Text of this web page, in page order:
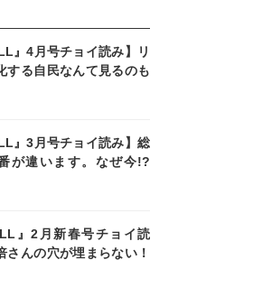
』4月号チョイ読み】リ
する自民なんて見るのも
』3月号チョイ読み】総
が違います。なぜ今!?
』2月新春号チョイ読
さんの穴が埋まらない！